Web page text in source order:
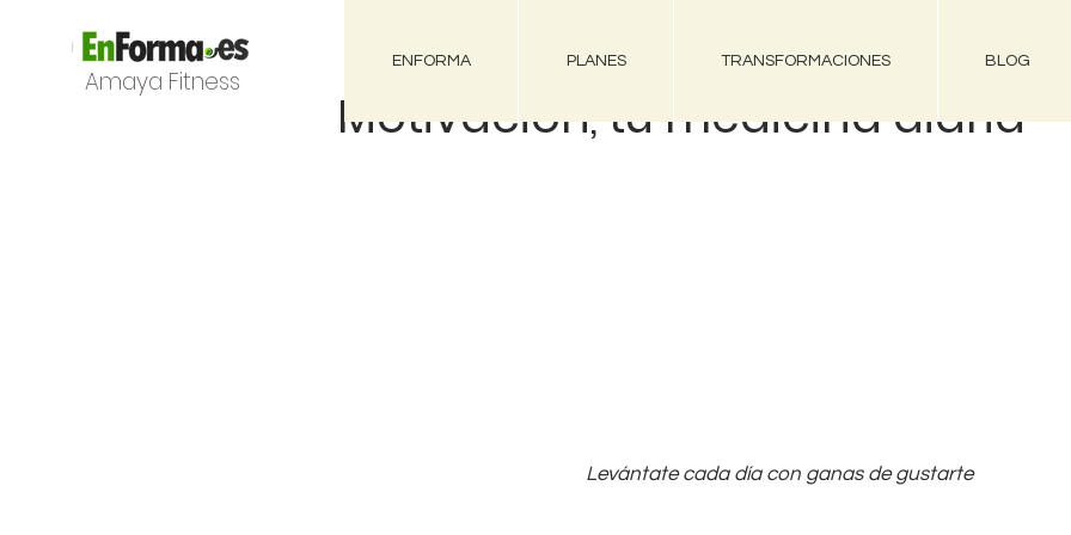
Amaya Fitness
ENFORMA PLANES TRANSFORMACIONES BLOG
Motivación, tú medicina diaria
Levántate cada día con ganas de gustarte